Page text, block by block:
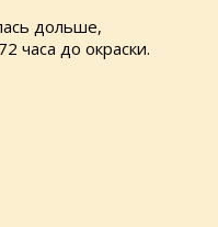
дольше,
часа до окраски.